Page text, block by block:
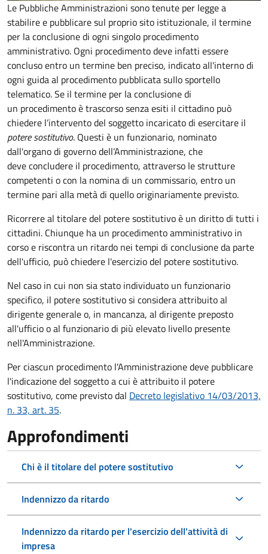
Le Pubbliche Amministrazioni sono tenute per legge a
stabilire e pubblicare sul proprio sito istituzionale, il termine
per la conclusione di ogni singolo procedimento
amministrativo. Ogni procedimento deve infatti essere
concluso entro un termine ben preciso, indicato all'interno di
ogni guida al procedimento pubblicata sullo sportello
telematico. Se il termine per la conclusione di
un procedimento è trascorso senza esiti il cittadino può
chiedere l’intervento del soggetto incaricato di esercitare il
potere sostitutivo. Questi è un funzionario, nominato
dall'organo di governo dell’Amministrazione, che
deve concludere il procedimento, attraverso le strutture
competenti o con la nomina di un commissario, entro un
termine pari alla metà di quello originariamente previsto.
Ricorrere al titolare del potere sostitutivo è un diritto di tutti i
cittadini. Chiunque ha un procedimento amministrativo in
corso e riscontra un ritardo nei tempi di conclusione da parte
dell'ufficio, può chiedere l'esercizio del potere sostitutivo.
Nel caso in cui non sia stato individuato un funzionario
specifico, il potere sostitutivo si considera attribuito al
dirigente generale o, in mancanza, al dirigente preposto
all'ufficio o al funzionario di più elevato livello presente
nell'Amministrazione.
Per ciascun procedimento l'Amministrazione deve pubblicare
l'indicazione del soggetto a cui è attribuito il potere
sostitutivo, come previsto dal Decreto legislativo 14/03/2013,
n. 33, art. 35.
Approfondimenti
Chi è il titolare del potere sostitutivo
Indennizzo da ritardo
Indennizzo da ritardo per l'esercizio dell'attività di
impresa